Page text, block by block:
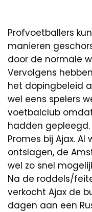
Profvoetballers
manieren
door de normale
Vervolgens
het dopingbeleid
wel eens spelers
voetbalclub
hadden
Promes bij Ajax.
ontslagen, de
wel zo snel
Na de roddels/
verkocht Ajax de
dagen aan een